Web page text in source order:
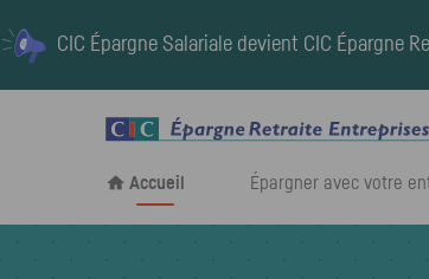
CIC Épargne Salariale devient CIC Épargne
Accueil Épargner avec votre